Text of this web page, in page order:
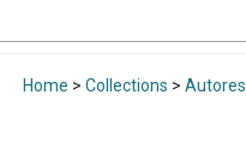
Home > Collections > Autores